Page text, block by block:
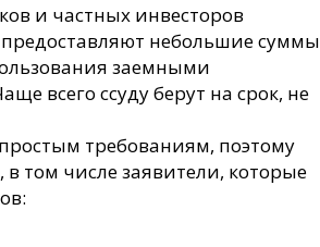
и частных инвесторов
небольшие суммы
заемными
всего ссуду берут на срок, не
требованиям, поэтому
том числе заявители, которые